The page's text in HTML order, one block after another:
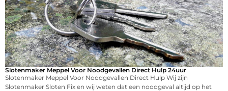
Slotenmaker Meppel Voor Noodgevallen Direct Hulp 24uur
Slotenmaker Meppel Voor Noodgevallen Direct Hulp Wij zijn
Slotenmaker Sloten Fix en wij weten dat een noodgeval altijd op het